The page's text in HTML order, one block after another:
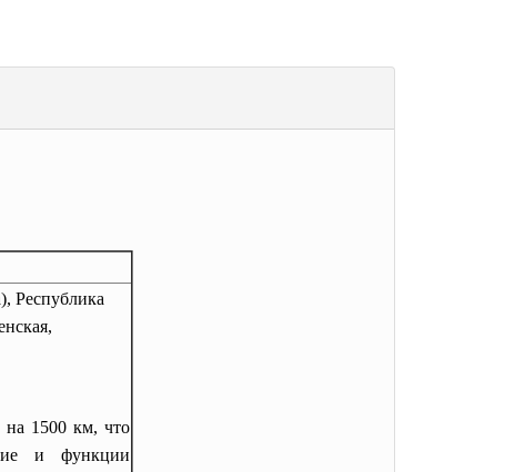
Республика
на 1500 км, что
и функции